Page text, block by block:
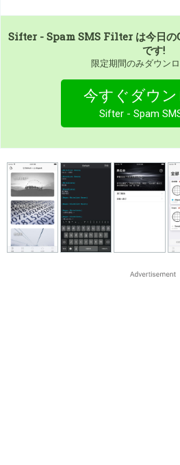
Sifter - Spam SMS Filter は今日
です!
限定期間のみダウン
今すぐダウン
Sifter - Spam